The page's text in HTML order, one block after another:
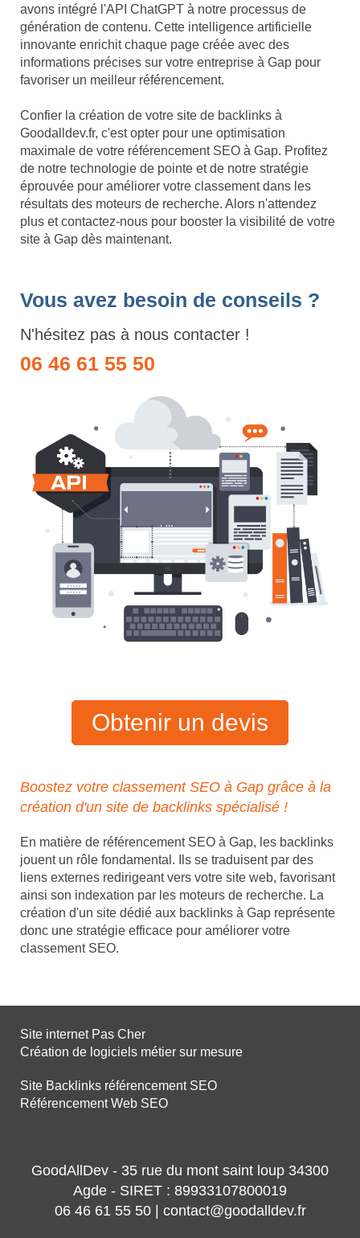
avons intégré l'API ChatGPT à notre processus de
génération de contenu. Cette intelligence artificielle
innovante enrichit chaque page créée avec des
informations précises sur votre entreprise à Gap pour
favoriser un meilleur référencement.
Confier la création de votre site de backlinks à
Goodalldev.fr, c'est opter pour une optimisation
maximale de votre référencement SEO à Gap. Profitez
de notre technologie de pointe et de notre stratégie
éprouvée pour améliorer votre classement dans les
résultats des moteurs de recherche. Alors n'attendez
plus et contactez-nous pour booster la visibilité de votre
site à Gap dès maintenant.
Vous avez besoin de conseils ?
N'hésitez pas à nous contacter !
06 46 61 55 50
Obtenir un devis
Boostez votre classement SEO à Gap grâce à la
création d'un site de backlinks spécialisé !
En matière de référencement SEO à Gap, les backlinks
jouent un rôle fondamental. Ils se traduisent par des
liens externes redirigeant vers votre site web, favorisant
ainsi son indexation par les moteurs de recherche. La
création d'un site dédié aux backlinks à Gap représente
donc une stratégie efficace pour améliorer votre
classement SEO.
Site internet Pas Cher
Création de logiciels métier sur mesure
Site Backlinks référencement SEO
Référencement Web SEO
GoodAllDev - 35 rue du mont saint loup 34300
Agde - SIRET : 89933107800019
06 46 61 55 50 | contact@goodalldev.fr